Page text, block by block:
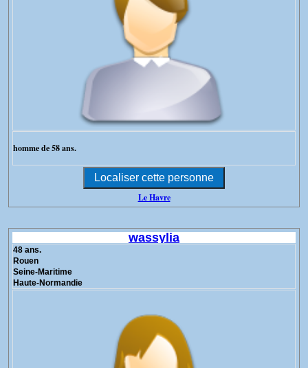
homme de 58 ans.
Le Havre
wassylia
48 ans.
Rouen
Seine-Maritime
Haute-Normandie